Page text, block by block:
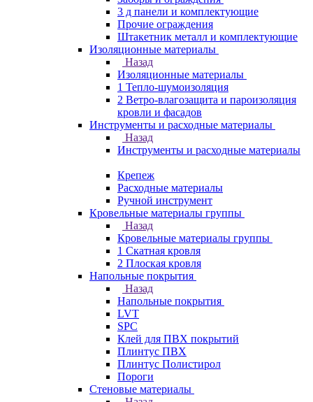
3 д панели и комплектующие
Прочие ограждения
Штакетник металл и комплектующие
Изоляционные материалы
Назад
Изоляционные материалы
1 Тепло-шумоизоляция
2 Ветро-влагозащита и пароизоляция
кровли и фасадов
Инструменты и расходные материалы
Назад
Инструменты и расходные материалы
Крепеж
Расходные материалы
Ручной инструмент
Кровельные материалы группы
Назад
Кровельные материалы группы
1 Скатная кровля
2 Плоская кровля
Напольные покрытия
Назад
Напольные покрытия
LVT
SPC
Клей для ПВХ покрытий
Плинтус ПВХ
Плинтус Полистирол
Пороги
Стеновые материалы